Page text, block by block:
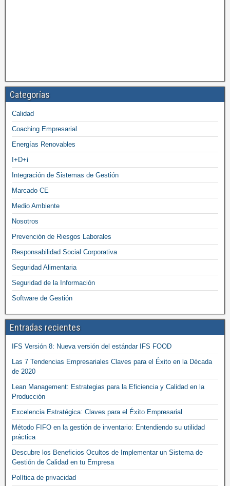
Categorías
Calidad
Coaching Empresarial
Energías Renovables
I+D+i
Integración de Sistemas de Gestión
Marcado CE
Medio Ambiente
Nosotros
Prevención de Riesgos Laborales
Responsabilidad Social Corporativa
Seguridad Alimentaria
Seguridad de la Información
Software de Gestión
Entradas recientes
IFS Versión 8: Nueva versión del estándar IFS FOOD
Las 7 Tendencias Empresariales Claves para el Éxito en la Década
de 2020
Lean Management: Estrategias para la Eficiencia y Calidad en la
Producción
Excelencia Estratégica: Claves para el Éxito Empresarial
Método FIFO en la gestión de inventario: Entendiendo su utilidad
práctica
Descubre los Beneficios Ocultos de Implementar un Sistema de
Gestión de Calidad en tu Empresa
Política de privacidad